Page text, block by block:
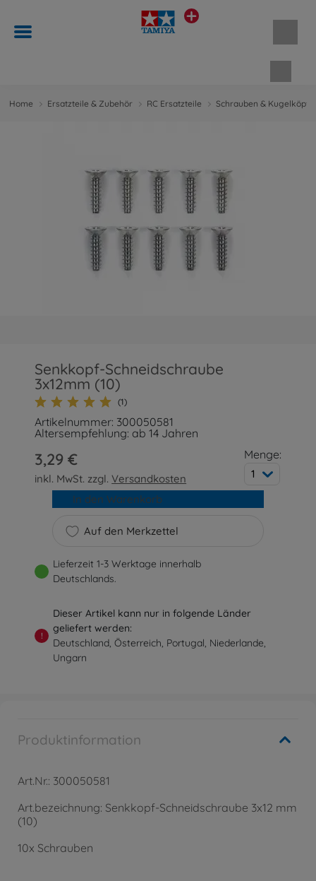
Home Ersatzteile & Zubehör RC Ersatzteile Schrauben & Kugelköpfe
Senkkopf-Schneidschraube
3x12mm (10)
(1)
Artikelnummer: 300050581
Altersempfehlung: ab 14 Jahren
3,29 €
inkl. MwSt. zzgl.Versandkosten
Menge:
1
Auf den Merkzettel
In den Warenkorb
Lieferzeit 1-3 Werktage innerhalb
Deutschlands.
!
Dieser Artikel kann nur in folgende Länder
geliefert werden:
Deutschland, Österreich, Portugal, Niederlande,
Ungarn
Produktinformation
Art.Nr.: 300050581
Art.bezeichnung: Senkkopf-Schneidschraube 3x12 mm
(10)
10x Schrauben